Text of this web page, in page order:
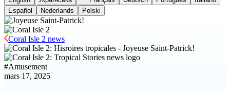
Español
Nederlands Polski
Coral Isle 2 news
#Amusement
mars 17, 2025